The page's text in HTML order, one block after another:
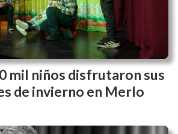
mil niños disfrutaron sus
de invierno en Merlo